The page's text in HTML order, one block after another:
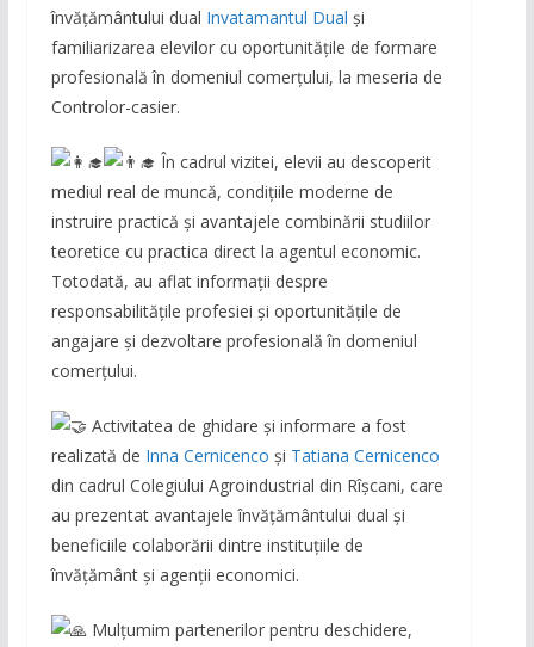
învățământului dual Invatamantul Dual și
familiarizarea elevilor cu oportunitățile de formare
profesională în domeniul comerțului, la meseria de
Controlor-casier.
În cadrul vizitei, elevii au descoperit
mediul real de muncă, condițiile moderne de
instruire practică și avantajele combinării studiilor
teoretice cu practica direct la agentul economic.
Totodată, au aflat informații despre
responsabilitățile profesiei și oportunitățile de
angajare și dezvoltare profesională în domeniul
comerțului.
Activitatea de ghidare și informare a fost
realizată de Inna Cernicenco și Tatiana Cernicenco
din cadrul Colegiului Agroindustrial din Rîșcani, care
au prezentat avantajele învățământului dual și
beneficiile colaborării dintre instituțiile de
învățământ și agenții economici.
Mulțumim partenerilor pentru deschidere,